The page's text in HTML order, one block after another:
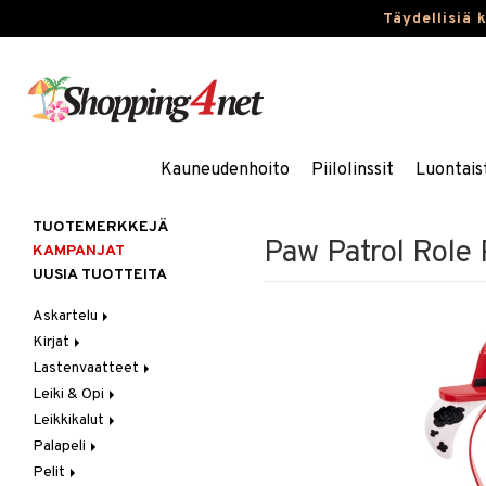
Täydellisiä
Kauneudenhoito Piilolinssit
Paw Patrol
TUOTEMERKKEJÄ
KAMPANJAT
UUSIA TUOTTEITA
Askartelu
Askartelumateriaalit
Askartelusetti
Helmet
Koulutarvikkeet
Muovailuvaha
Piirrä ja maalaa
Kirjat
Askartelukirjat
Maalauskirjat
Päiväkirjat
Lastenvaatteet
Alaosat
Leggingsit
Alusvaatteet & Sukat
Kengät
Mekot
Leiki & Opi
Opetuslelut
Oppimispelit
Soittimet
Leikkikalut
Ajoneuvot
Autoradat
Eläimet
Palapeli
1000 palaa
Pelit